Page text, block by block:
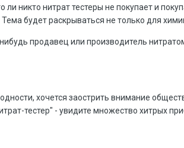
никто нитрат тестеры не покупает и
будет раскрываться не только для
продавец или производитель
хочется заострить внимание
тестер" - увидите множество хитрых